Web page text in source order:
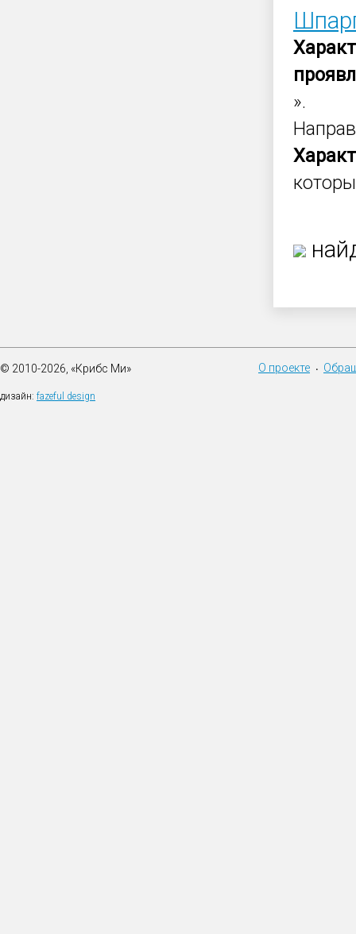
».
© 2010-2026, «Крибс Ми»
дизайн: fazeful design
О проекте •